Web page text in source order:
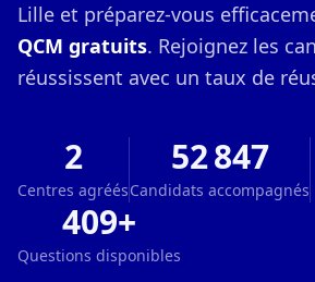
Lille et préparez-vous
QCM gratuits. Rejoignez les
réussissent avec un taux de
2
Centres agréés
52 847
Candidats accompagnés
409+
Questions disponibles